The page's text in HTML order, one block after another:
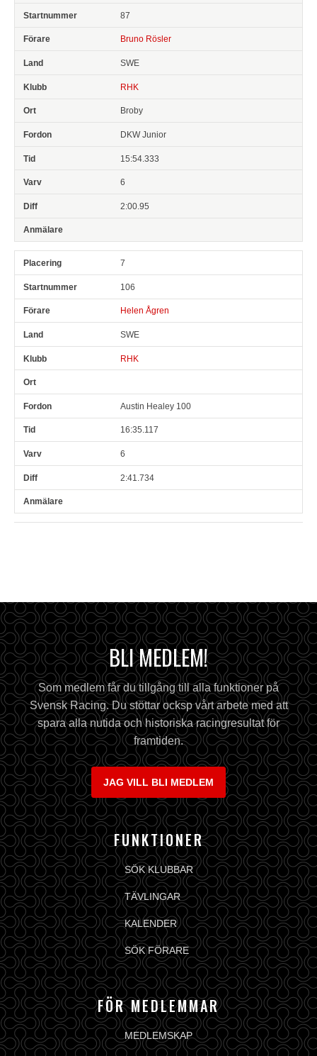
87
Bruno Rösler
SWE
RHK
Broby
DKW Junior
15:54.333
6
2:00.95
7
106
Helen Ågren
SWE
RHK
Austin Healey 100
16:35.117
6
2:41.734
BLI MEDLEM!
Som medlem får du tillgång till alla funktioner på
Svensk Racing. Du stöttar ocksp vårt arbete med att
spara alla nutida och historiska racingresultat för
framtiden.
JAG VILL BLI MEDLEM
FUNKTIONER
SÖK KLUBBAR
TÄVLINGAR
KALENDER
SÖK FÖRARE
FÖR MEDLEMMAR
MEDLEMSKAP